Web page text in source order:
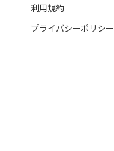
利用規約
プライバシーポリシー